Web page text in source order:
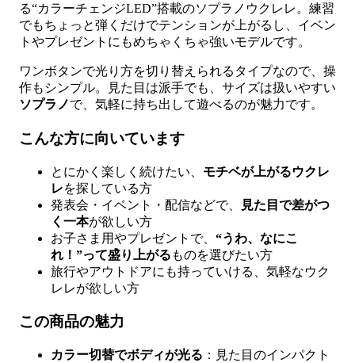
る“カラーチェンジLED”搭載のソプラノウクレレ。練習
でもちょっと弾くだけでテンションが上がるし、イベン
トやプレゼントにもめちゃくちゃ強いモデルです。
ワンボタンで光り方を切り替えられるタイプなので、操
作もシンプル。見た目は派手でも、サイズは扱いやすい
ソプラノで、気軽に持ち出して遊べるのが魅力です。
こんな方に向いています
とにかく楽しく続けたい、 モチベが上がるウクレ
レを探している方
発表会・イベント・配信などで、
見た目で差がつ
く一本が欲しい方
お子さま用やプレゼントで、 “うわ、なにこ
れ！”って盛り上がる ものを選びたい方
旅行やアウトドアにも持っていける、気軽なウク
レレが欲しい方
この商品の魅力
カラー切替でボディが光る ：見た目のインパクト